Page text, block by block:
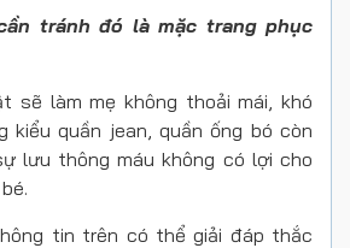
tránh đó là mặc trang phục
sẽ làm mẹ không thoải mái, khó
kiểu quần jean, quần ống bó còn
lưu thông máu không có lợi cho
tin trên có thể giải đáp thắc